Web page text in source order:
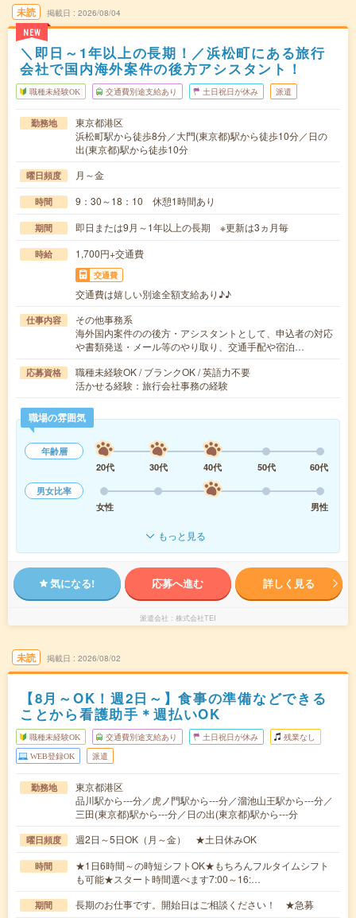
未読
NEW
掲載日 2026/08/04
＼即日～1年以上の長期！／浜松町にある旅行
会社で国内海外案件の後方アシスタント！
職種未経験OK 交通費別途支給あり 土日祝日が休み 派遣
勤務地
東京都港区
浜松町駅から徒歩8分／大門(東京都)駅から徒歩10分／日の
出(東京都)駅から徒歩10分
曜日頻度 月～金
時間 9：30～18：10 休憩1時間あり
期間 即日または9月～1年以上の長期 ※更新は3ヵ月毎
時給 1,700円+交通費
交通費
交通費は嬉しい別途全額支給あり♪♪
仕事内容
その他事務系
海外国内案件のの後方・アシスタントとして、申込者の対応
や書類発送・メール等のやり取り、交通手配や宿泊…
応募資格
職種未経験OK / ブランクOK / 英語力不要
活かせる経験：旅行会社事務の経験
職場の雰囲気
年齢層
20代
30代 40代 50代
60代
男女比率
女性
男性
もっと見る
気になる! 応募へ進む 詳しく見る
派遣会社 株式会社TEI
未読 掲載日 2026/08/02
【8月～OK！週2日～】食事の準備などできる
ことから看護助手＊週払いOK
職種未経験OK 交通費別途支給あり 土日祝日が休み 残業なし
WEB登録OK 派遣
勤務地
東京都港区
品川駅から---分／虎ノ門駅から---分／溜池山王駅から---分／
三田(東京都)駅から---分／日の出(東京都)駅から---分
曜日頻度 週2日～5日OK（月～金） ★土日休みOK
時間
★1日6時間～の時短シフトOK★もちろんフルタイムシフト
も可能★スタート時間選べます7:00～16:…
期間 長期のお仕事です。開始日はご相談ください！ ★急募